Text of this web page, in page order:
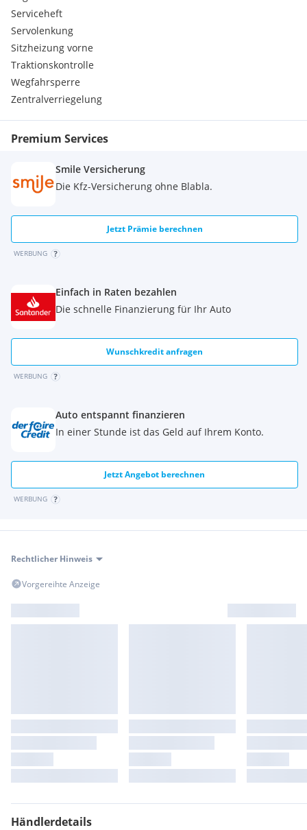
Elektronisches Stabilitätsprogramm
Bordcomputer
Klimaanlage
Dab Tuner
Wegfahrsperre
Adaptives Kurvenlicht
Sitzheizung
Radio
Mittelarmlehne
Zentralverriegelung
Serviceheft
Servolenkung
Sitzheizung vorne
Traktionskontrolle
Wegfahrsperre
Zentralverriegelung
Premium Services
Smile Versicherung
Die Kfz-Versicherung ohne Blabla.
Jetzt Prämie berechnen
WERBUNG
Einfach in Raten bezahlen
Die schnelle Finanzierung für Ihr Auto
Wunschkredit anfragen
WERBUNG
Auto entspannt finanzieren
In einer Stunde ist das Geld auf Ihrem Konto.
Jetzt Angebot berechnen
WERBUNG
Rechtlicher Hinweis
Vorgereihte Anzeige
Händlerdetails